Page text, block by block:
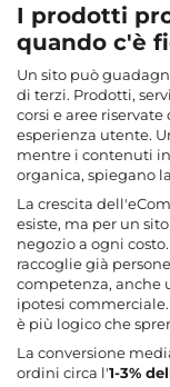
I prodotti
quando c'è
Un sito può
di terzi. Prodotti,
corsi e aree
esperienza utente.
mentre i contenuti
organica, spiegano
La crescita
esiste, ma per un
negozio a ogni
raccoglie già
competenza, anche
ipotesi
è più logico che
La conversione
ordini circa l'1-3%